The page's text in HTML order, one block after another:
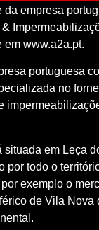
da empresa
em www.a2a.pt.
portuguesa
no
situada em Leça
por todo o
exemplo o
de Vila Nova